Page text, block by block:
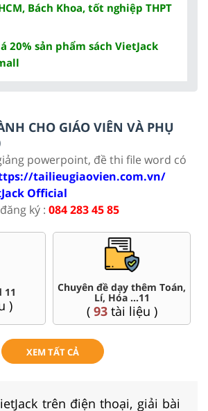
Bách Khoa, tốt nghiệp THPT
20% sản phẩm sách VietJack
CHO GIÁO VIÊN VÀ PHỤ
powerpoint, đề thi file word có
tailieugiaovien.com.vn/
Official
ký : 084 283 45 85
11
)
Chuyên đề dạy thêm Toán,
Lí, Hóa ...11
( 93tài liệu )
XEM TẤT CẢ
trên điện thoại, giải bài